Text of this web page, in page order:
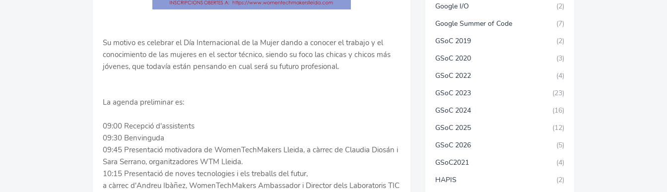
Su motivo es celebrar el Día Internacional de la Mujer dando a conocer el trabajo y el
conocimiento de las mujeres en el sector técnico, siendo su foco las chicas y chicos más
jóvenes, que todavía están pensando en cual será su futuro profesional.
La agenda preliminar es:
09:00 Recepció d'assistents
09:30 Benvinguda
09:45 Presentació motivadora de WomenTechMakers Lleida, a càrrec de Claudia Diosán i
Sara Serrano, organitzadores WTM Lleida.
10:15 Presentació de noves tecnologies i els treballs del futur,
a càrrec d'Andreu Ibàñez, WomenTechMakers Ambassador i Director dels Laboratoris TIC
Google I/O
(2)
Google Summer of Code
(7)
GSoC 2019
(2)
GSoC 2020
(3)
GSoC 2022
(4)
GSoC 2023
(23)
GSoC 2024
(16)
GSoC 2025
(12)
GSoC 2026
(5)
GSoC2021
(4)
HAPIS
(2)